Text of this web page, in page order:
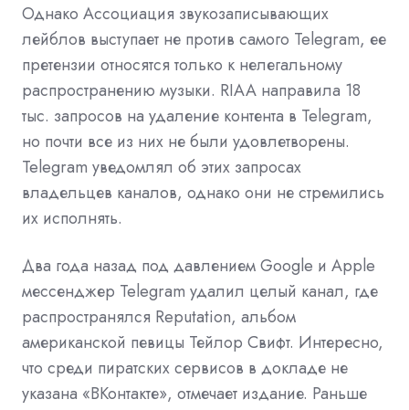
Однако Ассоциация звукозаписывающих
лейблов выступает не против самого Telegram, ее
претензии относятся только к нелегальному
распространению музыки. RIAA направила 18
тыс. запросов на удаление контента в Telegram,
но почти все из них не были удовлетворены.
Telegram уведомлял об этих запросах
владельцев каналов, однако они не стремились
их исполнять.
Два года назад под давлением Google и Apple
мессенджер Telegram удалил целый канал, где
распространялся Reputation, альбом
американской певицы Тейлор Свифт. Интересно,
что среди пиратских сервисов в докладе не
указана «ВКонтакте», отмечает издание. Раньше